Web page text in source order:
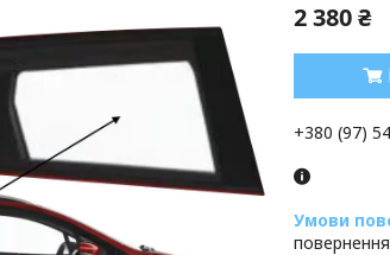
2 380 ₴
+380 (97)